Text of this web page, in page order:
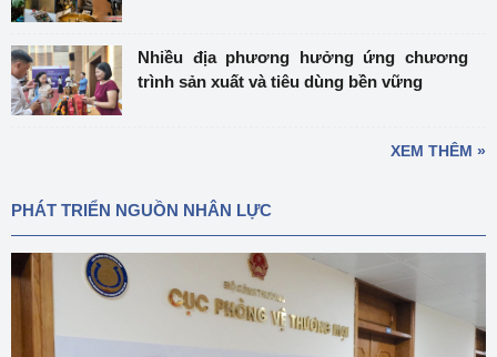
Nhiều địa phương hưởng ứng chương
trình sản xuất và tiêu dùng bền vững
XEM THÊM »
PHÁT TRIỂN NGUỒN NHÂN LỰC